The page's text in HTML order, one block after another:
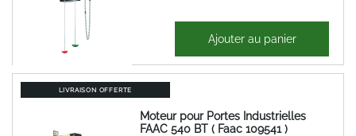
1 544,20 €
Ajouter au panier
LIVRAISON OFFERTE
Moteur pour Portes Industrielles
FAAC 540 BT ( Faac 109541 )